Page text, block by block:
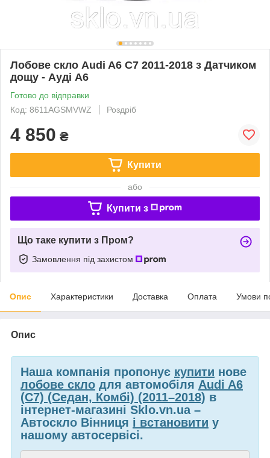
Лобове скло Audi A6 C7 2011-2018 з Датчиком
дощу - Ауді А6
Готово до відправки
Код: 8611AGSMVWZ
Роздріб
4 850 ₴
Купити
або
Купити з
Що таке купити з Пром?
Замовлення під захистом
Опис Характеристики Доставка Оплата Умови
Опис
Наша компанія пропонує купити нове
лобове скло для автомобіля Audi A6
(C7) (Седан, Комбі) (2011–2018) в
інтернет-магазині Sklo.vn.ua –
Автоскло Вінниця і встановити у
нашому автосервісі.